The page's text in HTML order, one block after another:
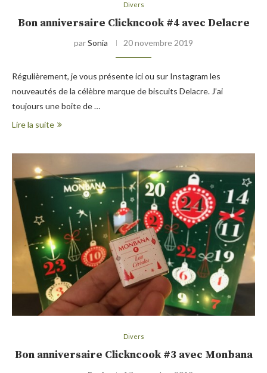
Divers
Bon anniversaire Clickncook #4 avec Delacre
parSonia 20 novembre 2019
Régulièrement, je vous présente ici ou sur Instagram les
nouveautés de la célèbre marque de biscuits Delacre. J’ai
toujours une boite de …
Lire la suite
Divers
Bon anniversaire Clickncook #3 avec Monbana